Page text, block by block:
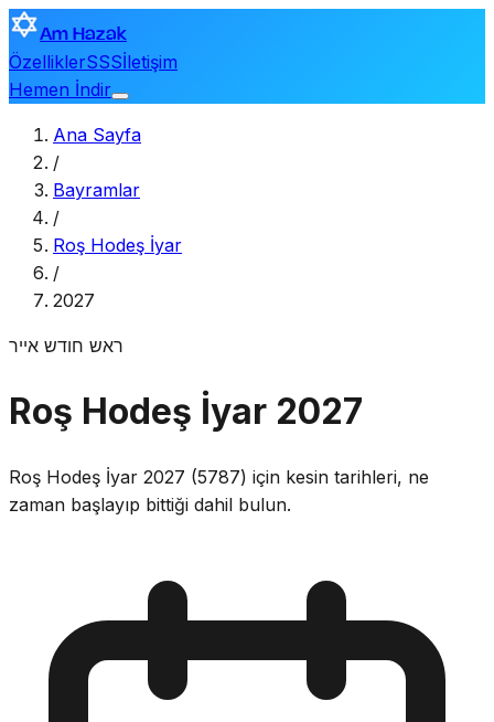
Am Hazak
ÖzelliklerSSSİletişim
Hemen İndir
Ana Sayfa
/
Bayramlar
/
Roş Hodeş İyar
/
2027
ראש חודש אייר
Roş Hodeş İyar 2027
Roş Hodeş İyar 2027 (5787) için kesin tarihleri, ne
zaman başlayıp bittiği dahil bulun.